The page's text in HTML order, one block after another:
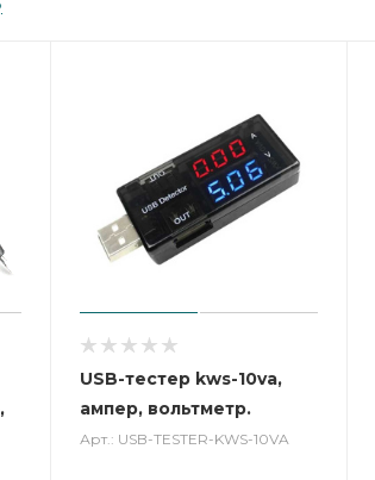
USB-тестер kws-10va,
ампер, вольтметр.
Арт.: USB-TESTER-KWS-10VA